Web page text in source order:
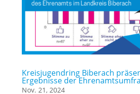
Kreisjugendring Biberach
Ergebnisse der
Nov. 21, 2024